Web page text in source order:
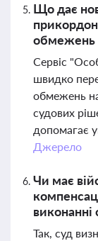
Що дає
обмежень
Сервіс
швидко
обмежень
судових
допомагає
Джерело
Чи має
виконанні
Так, суд